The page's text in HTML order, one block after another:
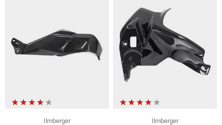
Ilmberger
Ilmberger